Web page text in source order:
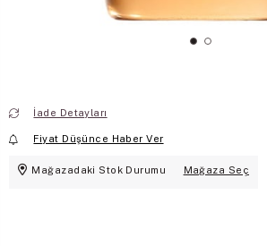
İade Detayları
Fiyat Düşünce Haber Ver
Mağazadaki Stok Durumu Mağaza Seç